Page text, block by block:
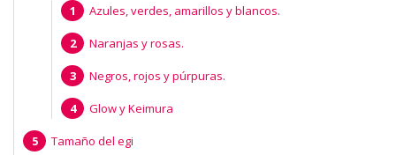
Azules, verdes, amarillos y blancos.
Naranjas y rosas.
Negros, rojos y púrpuras.
Glow y Keimura
Tamaño del egi